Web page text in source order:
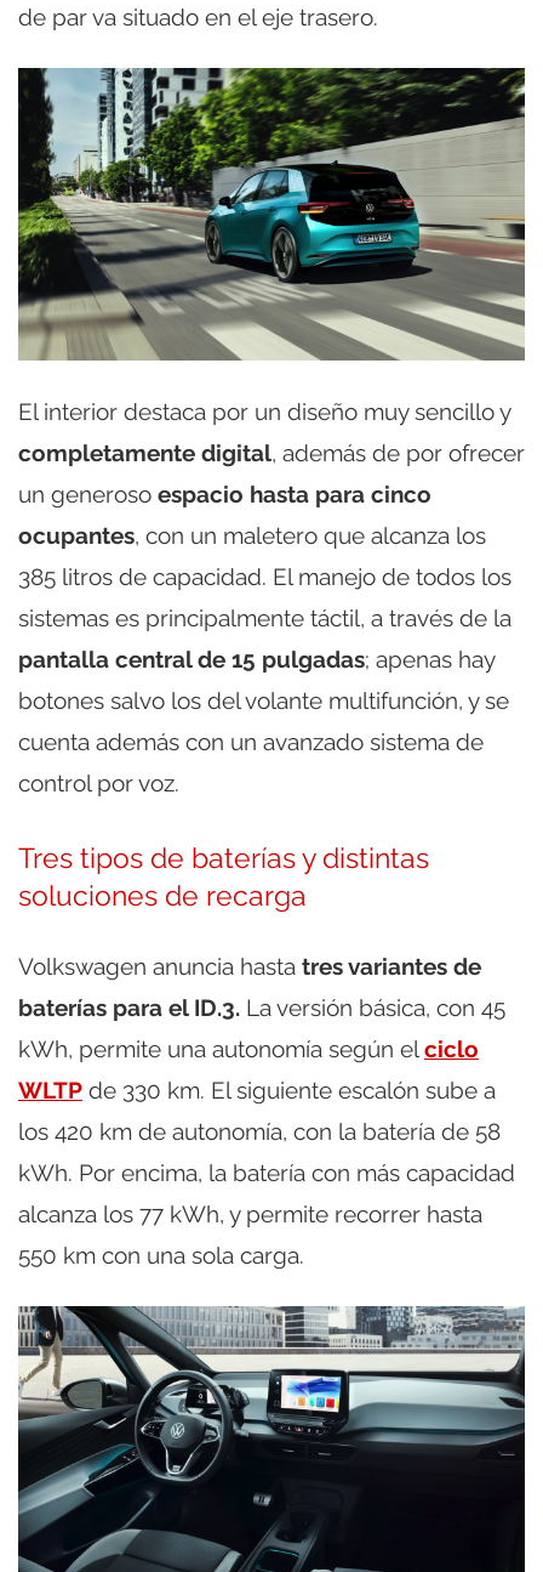
de par va situado en el eje trasero.
El interior destaca por un diseño muy sencillo y
completamente digital, además de por ofrecer
un generoso espacio hasta para cinco
ocupantes, con un maletero que alcanza los
385 litros de capacidad. El manejo de todos los
sistemas es principalmente táctil, a través de la
pantalla central de 15 pulgadas; apenas hay
botones salvo los del volante multifunción, y se
cuenta además con un avanzado sistema de
control por voz.
Tres tipos de baterías y distintas
soluciones de recarga
Volkswagen anuncia hasta tres variantes de
baterías para el ID.3. La versión básica, con 45
kWh, permite una autonomía según elciclo
WLTP de 330 km. El siguiente escalón sube a
los 420 km de autonomía, con la batería de 58
kWh. Por encima, la batería con más capacidad
alcanza los 77 kWh, y permite recorrer hasta
550 km con una sola carga.